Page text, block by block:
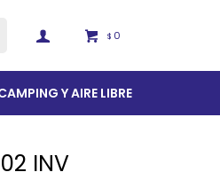
Y AIRE LIBRE
$ 0
INV